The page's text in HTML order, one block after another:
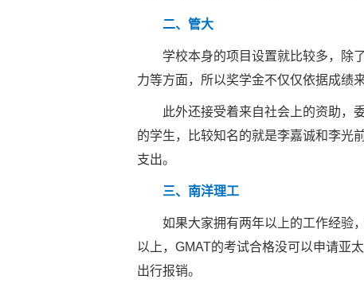
二、管大
学校本身的项目设置就比较多，除了
力等方面，所以奖学金不仅仅依据成绩
此外还接受着来自社会上的资助，委
的学生，比较知名的就是李嘉诚和李光
支出。
三、南洋理工
如果大家拥有两年以上的工作经验，
以上，GMAT的考试合格没可以申请亚
出行报销。